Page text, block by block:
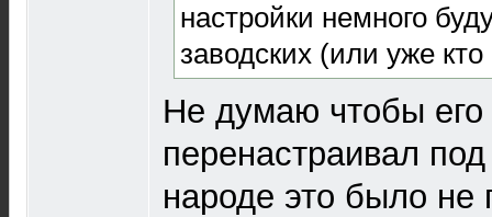
настройки немного
заводских (или уже кто
Не думаю чтобы его
перенастраивал
народе это было не